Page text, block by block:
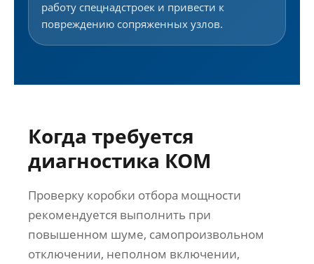
работу спецнадстроек и привести к
повреждению сопряженных узлов.
Когда требуется
диагностика КОМ
Проверку коробки отбора мощности
рекомендуется выполнить при
повышенном шуме, самопроизвольном
отключении, неполном включении,